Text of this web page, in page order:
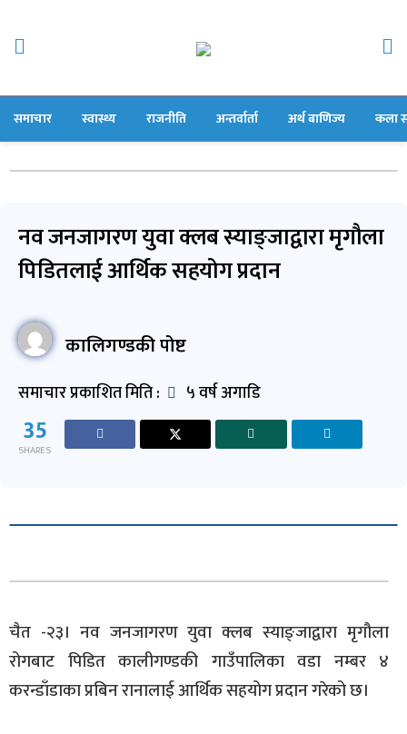
समाचार स्वास्थ्य राजनीति अन्तर्वार्ता अर्थ बाणिज्य कला
नव जनजागरण युवा क्लब स्याङ्जाद्वारा मृगौला
पिडितलाई आर्थिक सहयोग प्रदान
कालिगण्डकी पोष्ट
समाचार प्रकाशित मिति : ५ वर्ष अगाडि
35
SHARES
चैत -२३। नव जनजागरण युवा क्लब स्याङ्जाद्वारा मृगौला
रोगबाट पिडित कालीगण्डकी गाउँपालिका वडा नम्बर ४
करन्डाँडाका प्रबिन रानालाई आर्थिक सहयोग प्रदान गरेको छ।